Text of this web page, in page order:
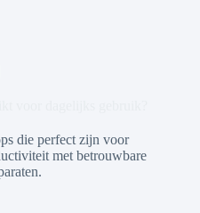
die perfect zijn voor
met betrouwbare